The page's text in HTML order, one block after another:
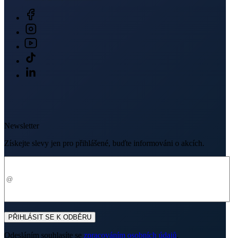
Newsletter
Získejte slevy jen pro přihlášené, buďte informováni o akcích.
PŘIHLÁSIT SE K ODBĚRU
Odesláním souhlasíte se zpracováním osobních údajů.